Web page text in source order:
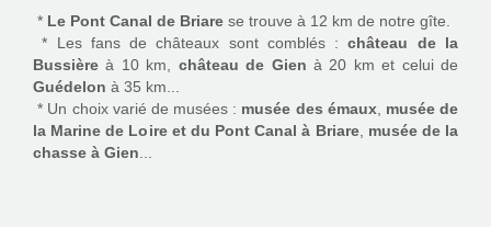
* Le Pont Canal de Briare se trouve à 12 km de notre gîte.
* Les fans de châteaux sont comblés : château de la
Bussière à 10 km, château de Gien à 20 km et celui de
Guédelon à 35 km...
* Un choix varié de musées : musée des émaux, musée de
la Marine de Loire et du Pont Canal à Briare, musée de la
chasse à Gien...